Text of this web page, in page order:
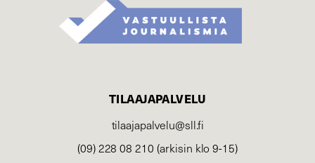
TILAAJAPALVELU
tilaajapalvelu@sll.fi
(09) 228 08 210 (arkisin klo 9-15)